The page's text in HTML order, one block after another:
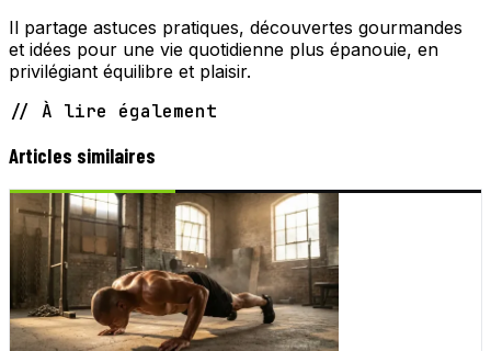
Il partage astuces pratiques, découvertes gourmandes
et idées pour une vie quotidienne plus épanouie, en
privilégiant équilibre et plaisir.
// À lire également
Articles similaires